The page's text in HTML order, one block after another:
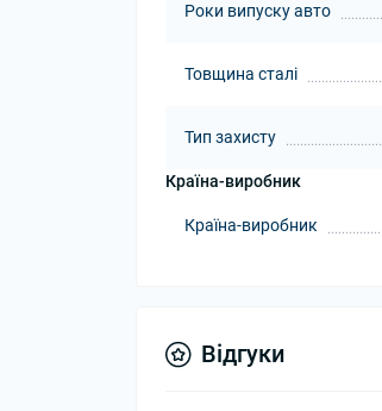
Роки випуску авто
Товщина сталі
Тип захисту
Країна-виробник
Країна-виробник
Відгуки